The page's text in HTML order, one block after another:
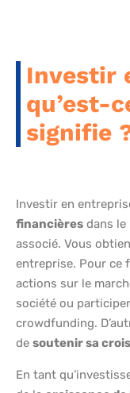
Investir
qu’est-
signifie
Investir en
financières dans le
associé. Vous
entreprise. Pour ce
actions sur le
société ou
crowdfunding.
de soutenir sa
En tant